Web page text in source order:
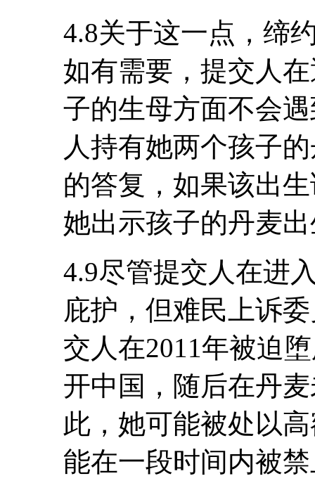
4.8关于这一点，缔
如有需要，提交人
子的生母方面不会
人持有她两个孩子
的答复，如果该出
她出示孩子的丹麦
4.9尽管提交人在进
庇护，但难民上诉
交人在2011年被迫
开中国，随后在丹
此，她可能被处以
能在一段时间内被